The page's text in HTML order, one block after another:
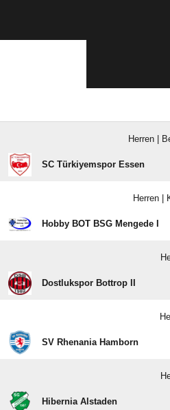
Herren |
SC Türkiyemspor Essen
Herren |
Hobby BOT BSG Mengede I
Dostlukspor Bottrop II
SV Rhenania Hamborn
Hibernia Alstaden